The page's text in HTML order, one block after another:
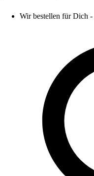
Wir bestellen für Dich